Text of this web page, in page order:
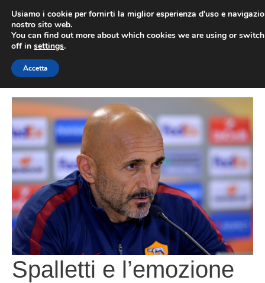
contenuto
Spalletti e l’emozione
Usiamo i cookie per fornirti la miglior esperienza d'uso e
nostro sito web.
You can find out more about which cookies we are using or
off in settings.
Accetta